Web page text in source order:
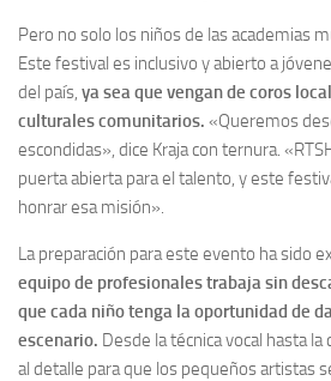
Pero no solo los niños de las academias
Este festival es inclusivo y abierto a
del país, ya sea que vengan de coros
culturales comunitarios. «Queremos
escondidas», dice Kraja con ternura.
puerta abierta para el talento, y este
honrar esa misión».
La preparación para este evento ha sido
equipo de profesionales trabaja sin
que cada niño tenga la oportunidad de
escenario. Desde la técnica vocal hasta
al detalle para que los pequeños artistas